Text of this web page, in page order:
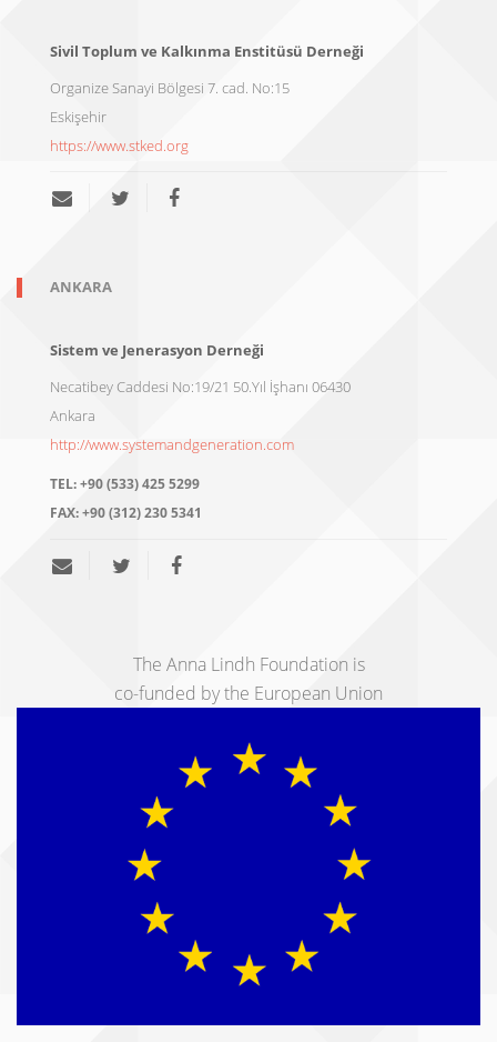
Sivil Toplum ve Kalkınma Enstitüsü Derneği
Organize Sanayi Bölgesi 7. cad. No:15
Eskişehir
https://www.stked.org
ANKARA
Sistem ve Jenerasyon Derneği
Necatibey Caddesi No:19/21 50.Yıl İşhanı 06430
Ankara
http://www.systemandgeneration.com
TEL:+90 (533) 425 5299
FAX:+90 (312) 230 5341
The Anna Lindh Foundation is
co-funded by the European Union